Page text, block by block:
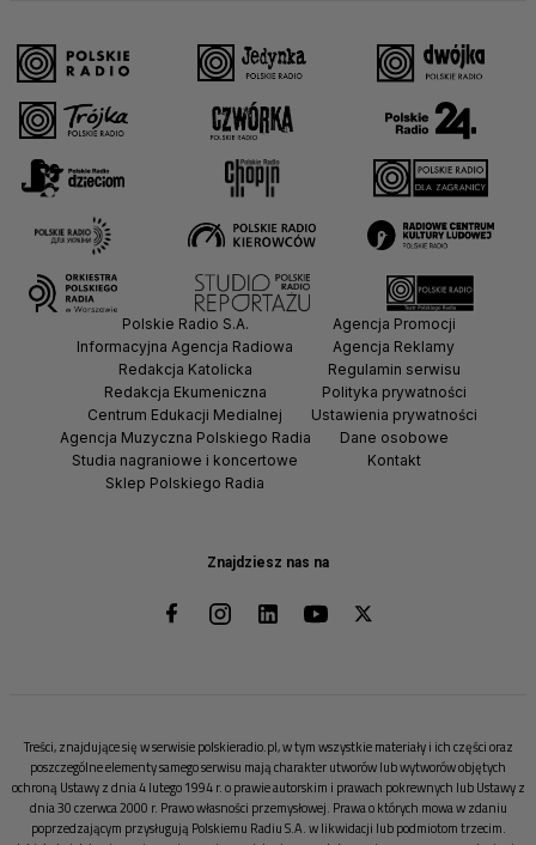
Znajdziesz nas na
Polskie Radio S.A.
Informacyjna Agencja Radiowa
Redakcja Katolicka
Redakcja Ekumeniczna
Centrum Edukacji Medialnej
Agencja Muzyczna Polskiego Radia
Studia nagraniowe i koncertowe
Sklep Polskiego Radia
Agencja Promocji
Agencja Reklamy
Regulamin serwisu
Polityka prywatności
Ustawienia prywatności
Dane osobowe
Kontakt
Treści, znajdujące się w serwisie polskieradio.pl, w tym wszystkie materiały i ich części oraz
poszczególne elementy samego serwisu mają charakter utworów lub wytworów objętych
ochroną Ustawy z dnia 4 lutego 1994 r. o prawie autorskim i prawach pokrewnych lub Ustawy z
dnia 30 czerwca 2000 r. Prawo własności przemysłowej. Prawa o których mowa w zdaniu
poprzedzającym przysługują Polskiemu Radiu S.A. w likwidacji lub podmiotom trzecim.